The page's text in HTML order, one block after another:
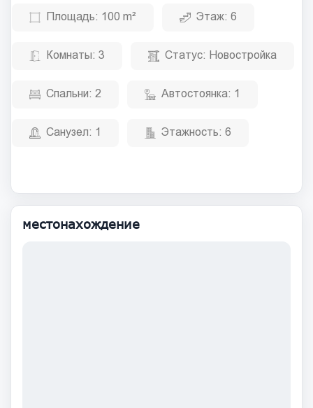
Площадь: 100 m² Этаж: 6
Комнаты: 3 Статус: Новостройка
Спальни: 2 Автостоянка: 1
Санузел: 1 Этажность: 6
местонахождение